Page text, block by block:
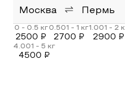
Москва Пермь
2500 ₽ 2700 ₽ 2900 ₽
4500 ₽